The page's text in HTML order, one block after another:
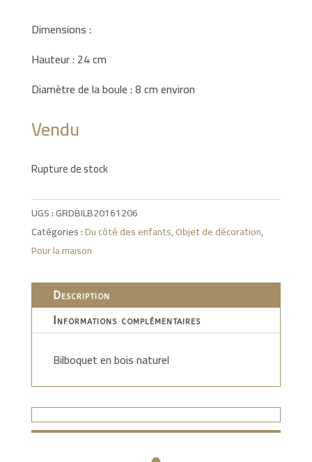
Dimensions :
Hauteur : 24 cm
Diamètre de la boule : 8 cm environ
Vendu
Rupture de stock
UGS :GRDBILB20161206
Catégories :Du côté des enfants,Objet de décoration,
Pour la maison
Description
Informations complémentaires
Bilboquet en bois naturel